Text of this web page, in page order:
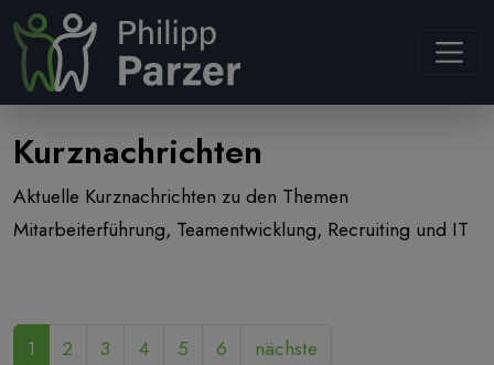
Kurznachrichten
Aktuelle Kurznachrichten zu den Themen
Mitarbeiterführung, Teamentwicklung, Recruiting und IT
1 2 3 4 5 6 nächste